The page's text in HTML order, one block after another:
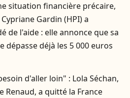
situation financière précaire,
Gardin (HPI) a
de l'aide : elle annonce que sa
dépasse déjà les 5 000 euros
d'aller loin" : Lola Séchan,
Renaud, a quitté la France